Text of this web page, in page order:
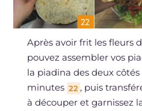
Après avoir frit les fleurs
pouvez assembler vos
la piadina des deux
minutes 22 , puis
à découper et garnissez